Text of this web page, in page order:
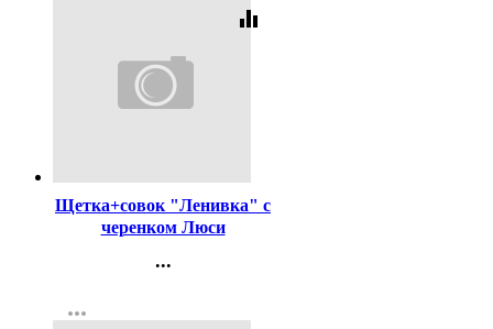
equalizer
Щетка+совок "Ленивка" с
черенком Люси
...
Регистрация
more_horiz